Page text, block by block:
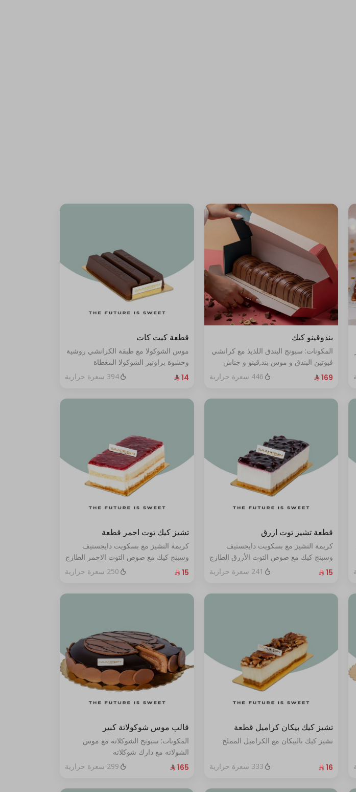
بندوقينو كيك
المكونات: سبونج البندق اللذيذ مع كرانشي
فيوتين البندق و موس بند,قينو و جناش
البندق مع طبقة شوكولا ناعمة (تكفي من
446 سعرة حرارية
قطعة كيت كات
موس الشوكولا مع طبقة الكرانشي روشية
وحشوة براونيز الشوكولا المغطاة
بالكراميل
394 سعرة حرارية
قطعة تشيز توت ازرق
كريمة التشيز مع بسكويت دايجستيف
وسبنج كيك مع صوص التوت الأزرق الطازج
241 سعرة حرارية
تشيز كيك توت احمر قطعة
كريمة التشيز مع بسكويت دايجستيف
وسبنج كيك مع صوص التوت الاحمر الطازج
250 سعرة حرارية
تشيز كيك بيكان كراميل قطعة
تشيز كيك بالبيكان مع الكراميل المملح
333 سعرة حرارية
قالب موس شوكولاتة كبير
المكونات: سبونج الشوكلاته مع موس
الشولاته مع دارك شوكلاته
الحجم:كبير يكفي ١٢ أشخاص"
299 سعرة حرارية